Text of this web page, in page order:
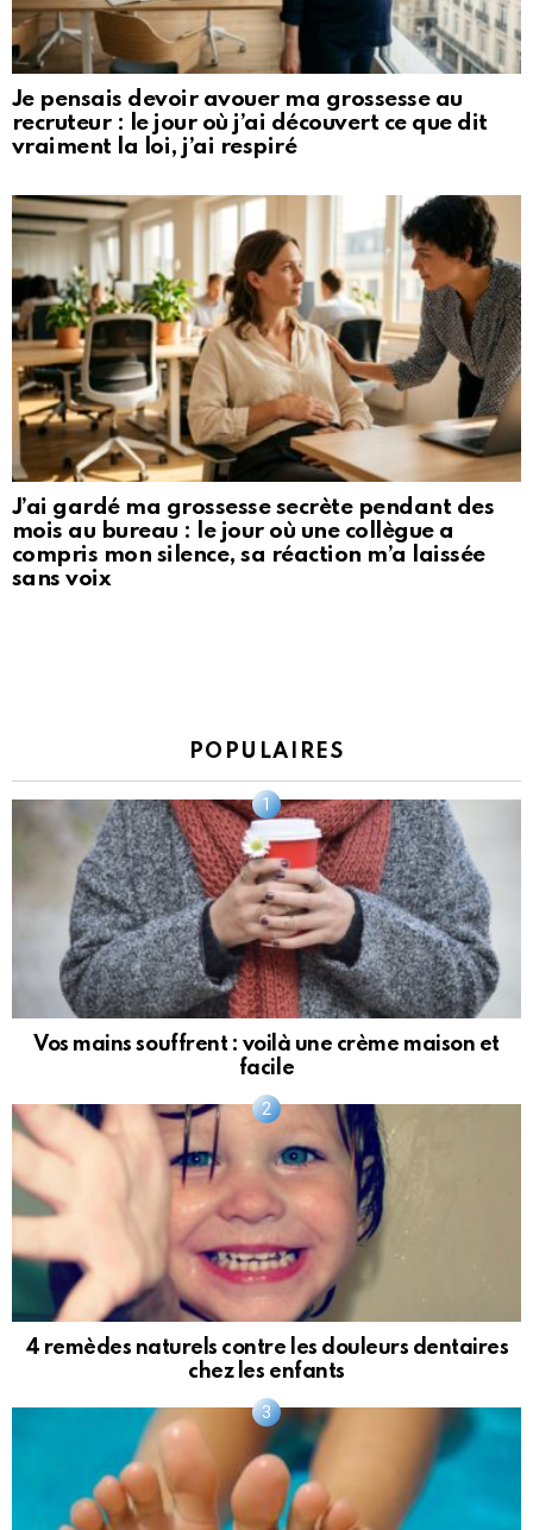
Je pensais devoir avouer ma grossesse au
recruteur : le jour où j’ai découvert ce que dit
vraiment la loi, j’ai respiré
J’ai gardé ma grossesse secrète pendant des
mois au bureau : le jour où une collègue a
compris mon silence, sa réaction m’a laissée
sans voix
POPULAIRES
Vos mains souffrent : voilà une crème maison et
facile
4 remèdes naturels contre les douleurs dentaires
chez les enfants